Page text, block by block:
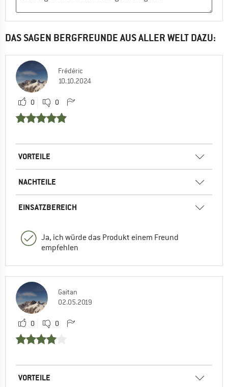
DAS SAGEN BERGFREUNDE AUS ALLER WELT DAZU:
Frédéric
10.10.2024
0 0
VORTEILE
NACHTEILE
EINSATZBEREICH
Ja, ich würde das Produkt einem Freund
empfehlen
Gaitan
02.05.2019
0 0
VORTEILE